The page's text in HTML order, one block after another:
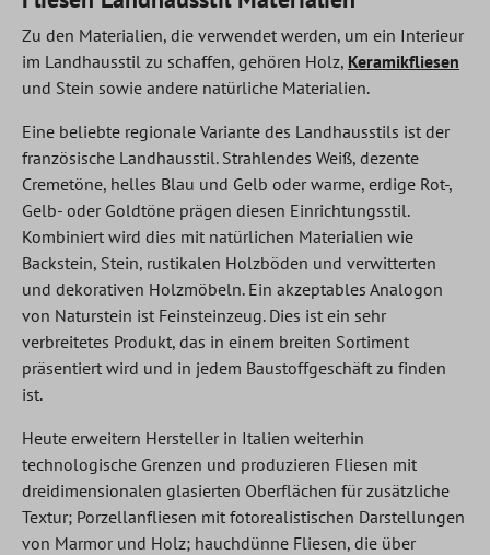
Zu den Materialien, die verwendet werden, um ein Interieur
im Landhausstil zu schaffen, gehören Holz, Keramikfliesen
und Stein sowie andere natürliche Materialien.
Eine beliebte regionale Variante des Landhausstils ist der
französische Landhausstil. Strahlendes Weiß, dezente
Cremetöne, helles Blau und Gelb oder warme, erdige Rot-,
Gelb- oder Goldtöne prägen diesen Einrichtungsstil.
Kombiniert wird dies mit natürlichen Materialien wie
Backstein, Stein, rustikalen Holzböden und verwitterten
und dekorativen Holzmöbeln. Ein akzeptables Analogon
von Naturstein ist Feinsteinzeug. Dies ist ein sehr
verbreitetes Produkt, das in einem breiten Sortiment
präsentiert wird und in jedem Baustoffgeschäft zu finden
ist.
Heute erweitern Hersteller in Italien weiterhin
technologische Grenzen und produzieren Fliesen mit
dreidimensionalen glasierten Oberflächen für zusätzliche
Textur; Porzellanfliesen mit fotorealistischen Darstellungen
von Marmor und Holz; hauchdünne Fliesen, die über